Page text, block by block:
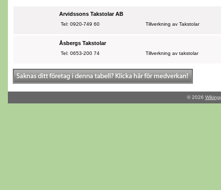
Arvidssons Takstolar AB
Tel: 0920-749 60 Tillverkning av Takstolar
Åsbergs Takstolar
Tel: 0653-200 74 Tillverkning av takstolar
© 2026